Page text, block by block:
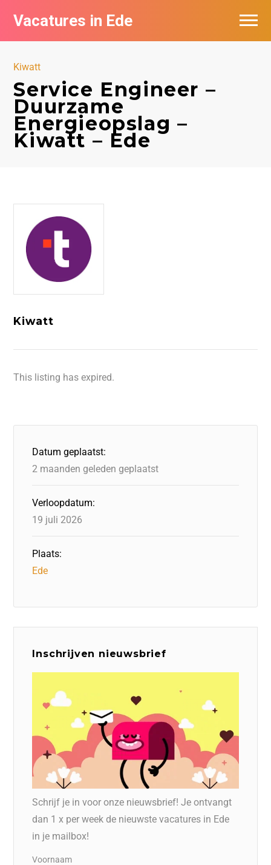
Vacatures in Ede
Kiwatt
Service Engineer –
Duurzame
Energieopslag –
Kiwatt – Ede
Kiwatt
This listing has expired.
Datum geplaatst:
2 maanden geleden geplaatst
Verloopdatum:
19 juli 2026
Plaats:
Ede
Inschrijven nieuwsbrief
Schrijf je in voor onze nieuwsbrief! Je ontvangt
dan 1 x per week de nieuwste vacatures in Ede
in je mailbox!
Voornaam
Vacatures bij bedrijven in Ede